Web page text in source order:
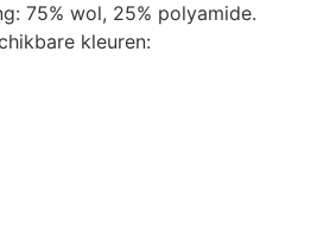
75% wol, 25% polyamide.
kleuren: